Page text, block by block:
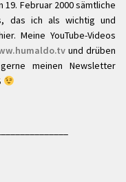
Februar 2000 sämtliche
das ich als wichtig und
Meine YouTube-Videos
und drüben
meinen Newsletter